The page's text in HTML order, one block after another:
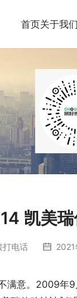
首页关于我们
凯美
打电话
满意。2009年